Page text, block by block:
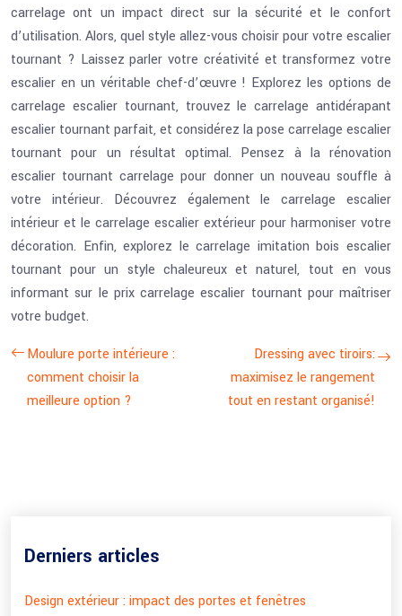
carrelage ont un impact direct sur la sécurité et le confort
d’utilisation. Alors, quel style allez-vous choisir pour votre escalier
tournant ? Laissez parler votre créativité et transformez votre
escalier en un véritable chef-d’œuvre ! Explorez les options de
carrelage escalier tournant, trouvez le carrelage antidérapant
escalier tournant parfait, et considérez la pose carrelage escalier
tournant pour un résultat optimal. Pensez à la rénovation
escalier tournant carrelage pour donner un nouveau souffle à
votre intérieur. Découvrez également le carrelage escalier
intérieur et le carrelage escalier extérieur pour harmoniser votre
décoration. Enfin, explorez le carrelage imitation bois escalier
tournant pour un style chaleureux et naturel, tout en vous
informant sur le prix carrelage escalier tournant pour maîtriser
votre budget.
Moulure porte intérieure :
comment choisir la
meilleure option ?
Dressing avec tiroirs:
maximisez le rangement
tout en restant organisé!
Derniers articles
Design extérieur : impact des portes et fenêtres